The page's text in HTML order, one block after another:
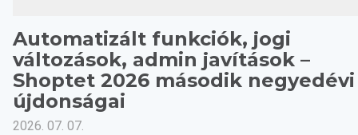
Automatizált funkciók, jogi
változások, admin javítások –
Shoptet 2026 második negyedévi
újdonságai
2026. 07. 07.